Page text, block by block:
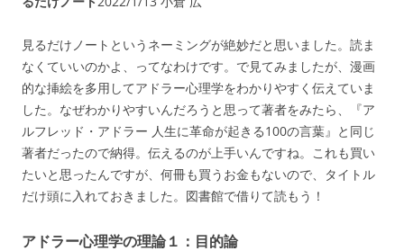
見るだけノートというネーミングが絶妙だと思いました。読ま
なくていいのかよ、ってなわけです。で見てみましたが、漫画
的な挿絵を多用してアドラー心理学をわかりやすく伝えていま
した。なぜわかりやすいんだろうと思って著者をみたら、『ア
ルフレッド・アドラー 人生に革命が起きる100の言葉』と同じ
著者だったので納得。伝えるのが上手いんですね。これも買い
たいと思ったんですが、何冊も買うお金もないので、タイトル
だけ頭に入れておきました。図書館で借りて読もう！
アドラー心理学の理論１：目的論